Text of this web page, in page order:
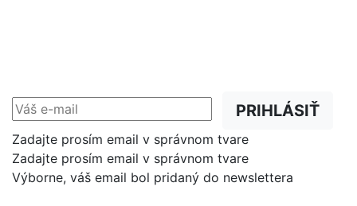
PRIHLÁSIŤ
Zadajte prosím email v správnom tvare
Zadajte prosím email v správnom tvare
Výborne, váš email bol pridaný do newslettera